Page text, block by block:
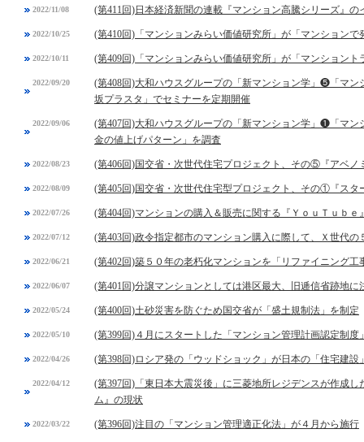
2022/11/08 (第411回)日本経済新聞の連載『マンション高騰シリーズ』の
2022/10/25 (第410回)「マンションみらい価値研究所」が「マンションで
2022/10/11 (第409回)「マンションみらい価値研究所」が「マンショント
2022/09/20
(第408回)大和ハウスグループの「新マンション学」❺「マン
坂プラスタ」でセミナーを定期開催
2022/09/06
(第407回)大和ハウスグループの「新マンション学」❶「マン
金の値上げパターン」を調査
2022/08/23 (第406回)国交省・次世代住宅プロジェクト、その⑤『アベノ
2022/08/09 (第405回)国交省・次世代住宅型プロジェクト、その①『スタ
2022/07/26 (第404回)マンションの購入＆販売に関する『ＹｏｕＴｕｂｅ
2022/07/12 (第403回)政令指定都市のマンション購入に際して、Ｘ世代
2022/06/21 (第402回)築５０年の老朽化マンションを「リファイニング工
2022/06/07 (第401回)分譲マンションとしては港区最大、旧逓信省跡地
2022/05/24 (第400回)土砂災害を防ぐため国交省が「盛土規制法」を制定
2022/05/10 (第399回)４月にスタートした「マンション管理計画認定制度
2022/04/26 (第398回)ロシア発の「ウッドショック」が日本の「住宅建設
2022/04/12
(第397回)「東日本大震災後」に三菱地所レジデンスが作成
ム』の現状
2022/03/22 (第396回)注目の「マンション管理適正化法」が４月から施行